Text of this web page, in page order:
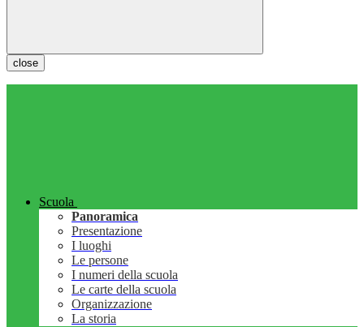
close
Scuola
Panoramica
Presentazione
I luoghi
Le persone
I numeri della scuola
Le carte della scuola
Organizzazione
La storia